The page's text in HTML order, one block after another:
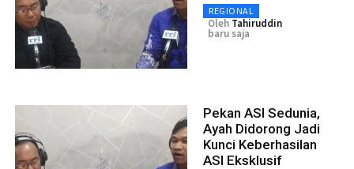
REGIONAL
Oleh Tahiruddin
baru saja
Pekan ASI Sedunia,
Ayah Didorong Jadi
Kunci Keberhasilan
ASI Eksklusif